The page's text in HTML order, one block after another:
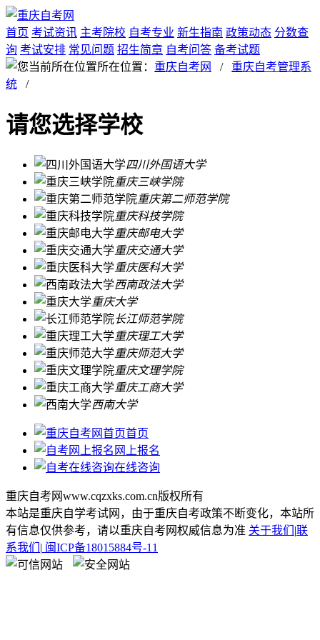
首页 考试资讯 主考院校 自考专业 新生指南 政策动态 分数查
询 考试安排 常见问题 招生简章 自考问答 备考试题
所在位置： 重庆自考网 / 重庆自考管理系
统 /
请您选择学校
四川外国语大学
重庆三峡学院
重庆第二师范学院
重庆科技学院
重庆邮电大学
重庆交通大学
重庆医科大学
西南政法大学
重庆大学
长江师范学院
重庆理工大学
重庆师范大学
重庆文理学院
重庆工商大学
西南大学
首页
网上报名
在线咨询
重庆自考网www.cqzxks.com.cn版权所有
本站是重庆自学考试网，由于重庆自考政策不断变化，本站所
有信息仅供参考，请以重庆自考网权威信息为准 关于我们 |联
系我们 | 闽ICP备18015884号-11